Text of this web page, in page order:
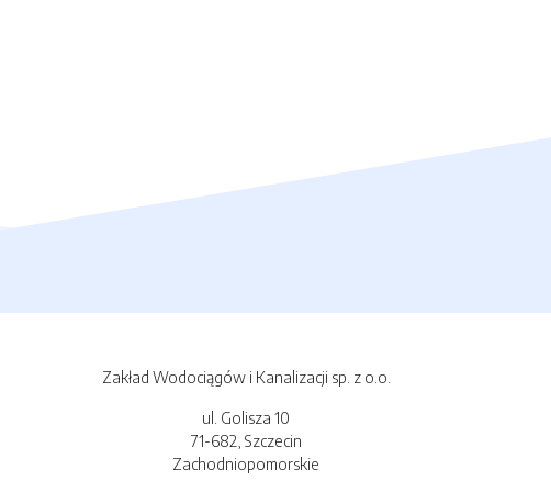
Zakład Wodociągów i Kanalizacji sp. z o.o.
ul. Golisza 10
71-682, Szczecin
Zachodniopomorskie